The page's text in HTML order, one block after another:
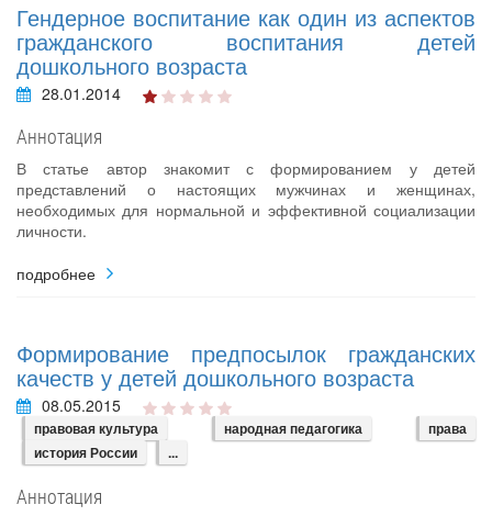
Гендерное воспитание как один из аспектов
гражданского воспитания детей
дошкольного возраста
28.01.2014
Аннотация
В статье автор знакомит с формированием у детей
представлений о настоящих мужчинах и женщинах,
необходимых для нормальной и эффективной социализации
личности.
подробнее
Формирование предпосылок гражданских
качеств у детей дошкольного возраста
08.05.2015
правовая культура народная педагогика
права
история России
...
Аннотация